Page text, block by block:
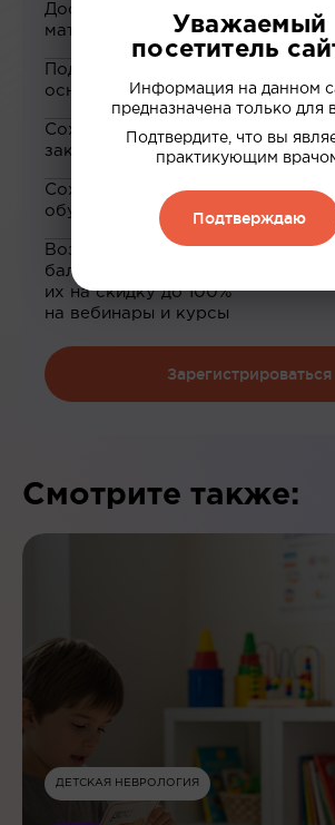
Доступ к закрытым
материалам
Подборка материалов на
основе ваших интересов
Сохранение материалов в
закладки
Сохранение прогресса по
обучению
Возможность зарабатывать
баллы и обменивать
их на скидку до 100%
на вебинары и курсы
Зарегистрироваться
Смотрите также:
ДЕТСКАЯ НЕВРОЛОГИЯ
Уважаемый
посетитель
Информация на данном
предназначена только для
Подтвердите, что вы
практикующим
Подтверждаю